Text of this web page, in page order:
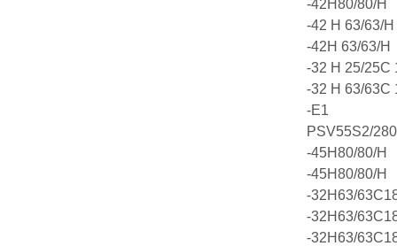
-42H80/80/H
-42 H 63/63/H
-42H 63/63/H
-32 H 25/25C
-32 H 63/63C
-E1
PSV55S2/
-45H80/80/H
-45H80/80/H
-32H63/
-32H63/
-32H63/